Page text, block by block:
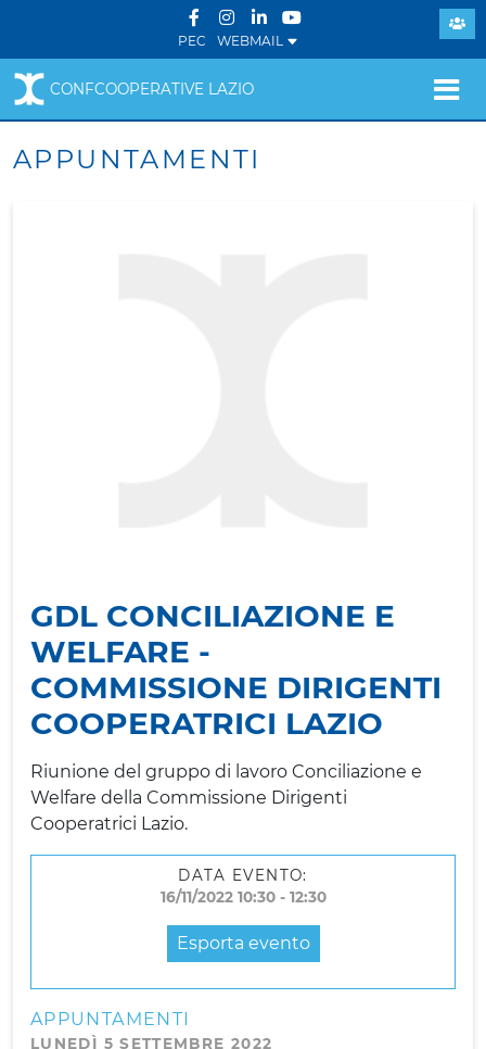
PEC WEBMAIL
CONFCOOPERATIVE LAZIO
APPUNTAMENTI
GDL CONCILIAZIONE E
WELFARE -
COMMISSIONE DIRIGENTI
COOPERATRICI LAZIO
Riunione del gruppo di lavoro Conciliazione e
Welfare della Commissione Dirigenti
Cooperatrici Lazio.
DATA EVENTO:
16/11/2022 10:30 - 12:30
Esporta evento
APPUNTAMENTI
LUNEDÌ 5 SETTEMBRE 2022